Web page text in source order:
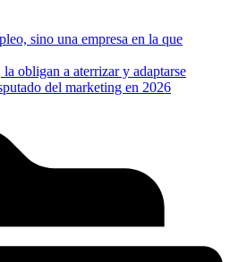
sino una empresa en la que
obligan a aterrizar y adaptarse
del marketing en 2026